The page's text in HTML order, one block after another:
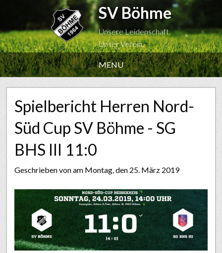
SV Böhme
Unsere Leidenschaft.
Unser Verein.
MENU
Spielbericht Herren Nord-
Süd Cup SV Böhme - SG
BHS III 11:0
Geschrieben vonam Montag, den 25. März 2019